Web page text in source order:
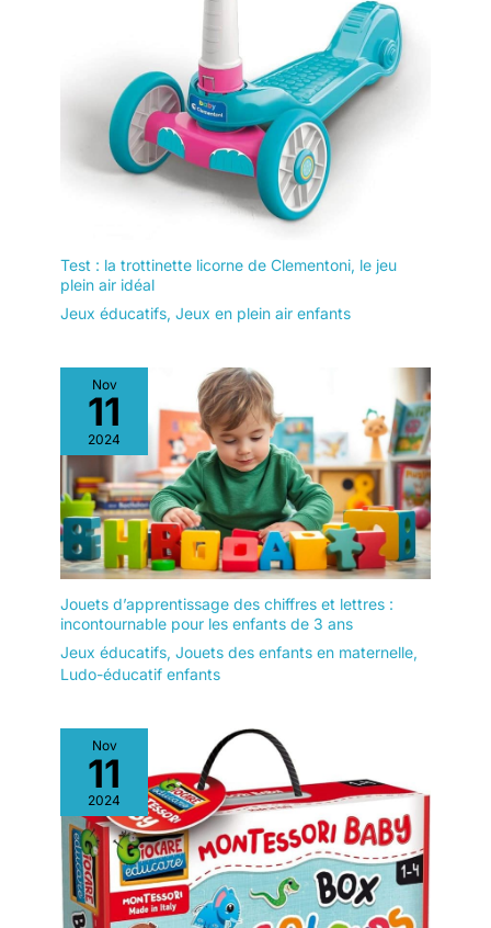
Test : la trottinette licorne de Clementoni, le jeu
plein air idéal
Jeux éducatifs, Jeux en plein air enfants
Nov
11
2024
Jouets d’apprentissage des chiffres et lettres :
incontournable pour les enfants de 3 ans
Jeux éducatifs, Jouets des enfants en maternelle,
Ludo-éducatif enfants
Nov
11
2024